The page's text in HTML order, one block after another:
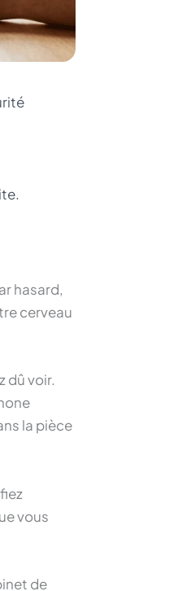
hasard,
cerveau
dû voir.
la pièce
vous
de